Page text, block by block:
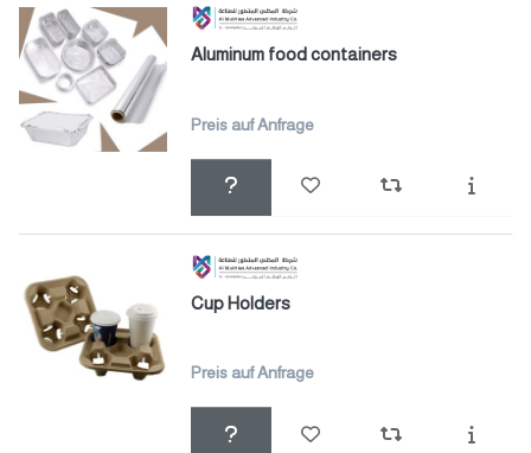
Aluminum food containers
Preis auf Anfrage
Cup Holders
Preis auf Anfrage